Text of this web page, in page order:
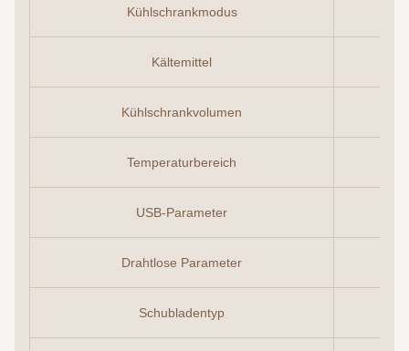
Kühlschrankmodus
Kältemittel
Kühlschrankvolumen
Temperaturbereich
USB-Parameter
Drahtlose Parameter
Schubladentyp